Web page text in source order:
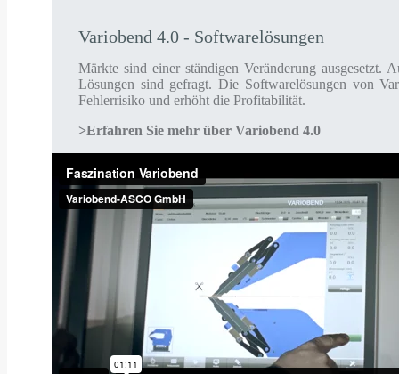
Variobend 4.0 - Softwarelösungen
Märkte sind einer ständigen Veränderung
Lösungen sind gefragt. Die Softwarelösungen von
Fehlerrisiko und erhöht die Profitabilität.
>Erfahren Sie mehr über Variobend 4.0